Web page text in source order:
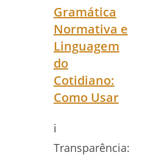
Gramática
Normativa e
Linguagem
do
Cotidiano:
Como Usar
ℹ️
Transparência: